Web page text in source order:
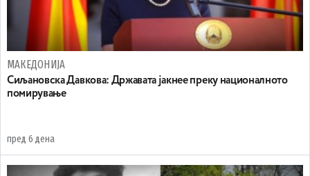
МАКЕДОНИЈА
Сиљановска Давкова: Државата јакнее преку националното
помирување
пред 6 дена